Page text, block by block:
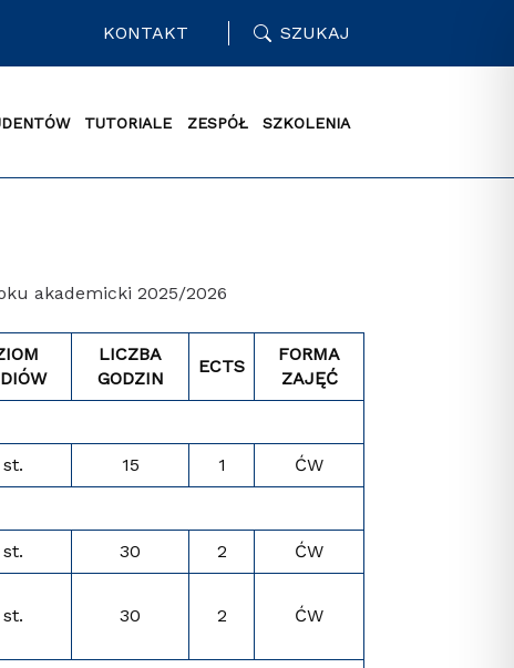
KONTAKT SZUKAJ
TUTORIALE ZESPÓŁ SZKOLENIA
akademicki 2025/2026
LICZBA
GODZIN
ECTS
FORMA
ZAJĘĆ
15 1 ĆW
30 2 ĆW
30 2
ĆW